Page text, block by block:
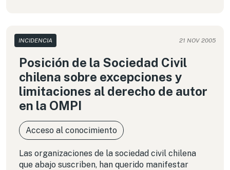
INCIDENCIA 21 NOV 2005
Posición de la Sociedad Civil
chilena sobre excepciones y
limitaciones al derecho de autor
en la OMPI
Acceso al conocimiento
Las organizaciones de la sociedad civil chilena
que abajo suscriben, han querido manifestar